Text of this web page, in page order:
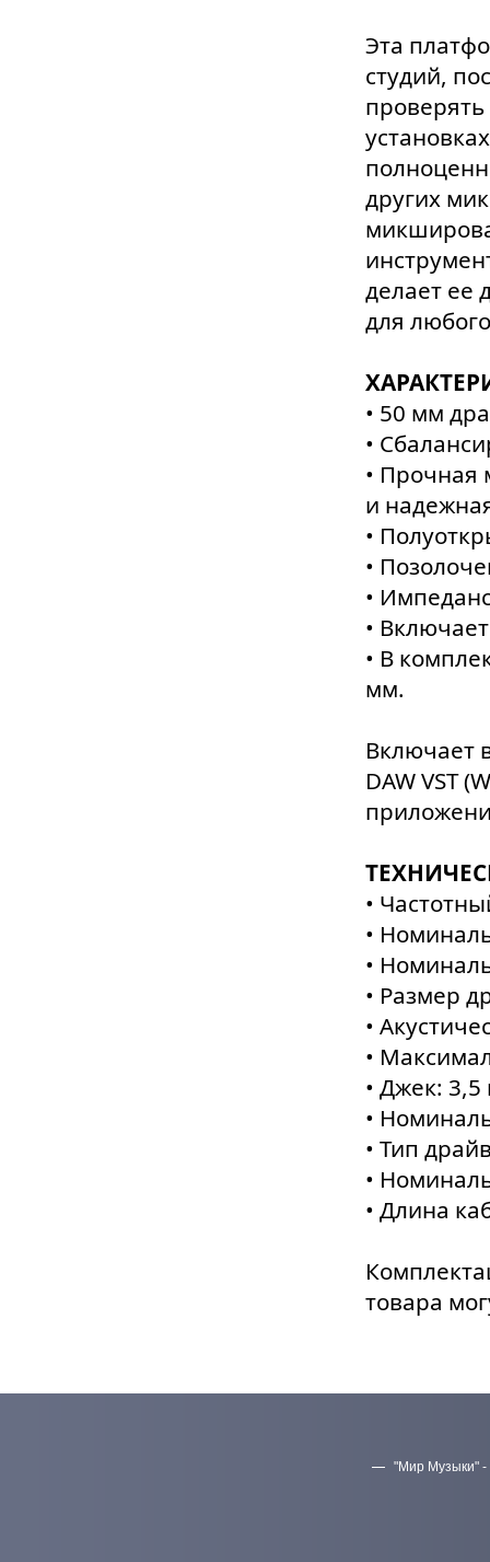
Эта
студий,
других
делает ее
для
• 50 мм
•
• Прочная
и
•
•
•
•
• В
мм.
Включает
DAW VST
•
•
•
• Размер
•
•
• Джек:
•
• Тип
•
• Длина
товара
"Мир Музыки" -